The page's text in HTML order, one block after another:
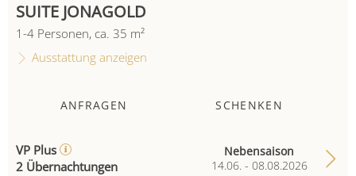
SUITE JONAGOLD
1 -4 Personen, ca. 35 m²
Ausstattung anzeigen
ANFRAGEN SCHENKEN
VP Plus
2 Übernachtungen
Nebensaison
14.06. - 08.08.2026